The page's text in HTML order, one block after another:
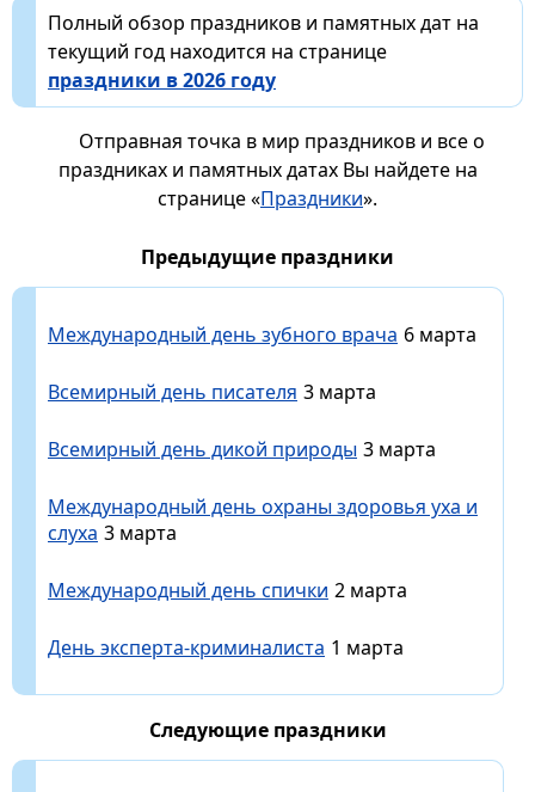
Полный обзор праздников и памятных дат на
текущий год находится на странице
праздники в 2026 году
Отправная точка в мир праздников и все о
праздниках и памятных датах Вы найдете на
странице «Праздники».
Предыдущие праздники
Международный день зубного врача 6 марта
Всемирный день писателя 3 марта
Всемирный день дикой природы 3 марта
Международный день охраны здоровья уха и
слуха 3 марта
Международный день спички 2 марта
День эксперта-криминалиста 1 марта
Следующие праздники